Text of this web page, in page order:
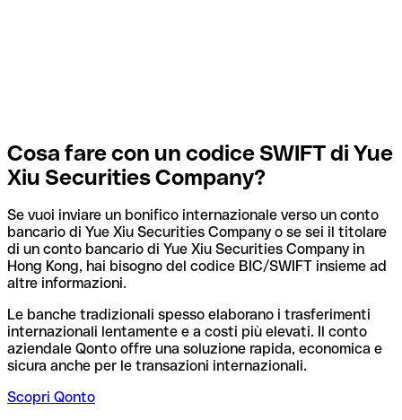
Cosa fare con un codice SWIFT di Yue
Xiu Securities Company?
Se vuoi inviare un bonifico internazionale verso un conto
bancario di Yue Xiu Securities Company o se sei il titolare
di un conto bancario di Yue Xiu Securities Company in
Hong Kong, hai bisogno del codice BIC/SWIFT insieme ad
altre informazioni.
Le banche tradizionali spesso elaborano i trasferimenti
internazionali lentamente e a costi più elevati. Il conto
aziendale Qonto offre una soluzione rapida, economica e
sicura anche per le transazioni internazionali.
Scopri Qonto